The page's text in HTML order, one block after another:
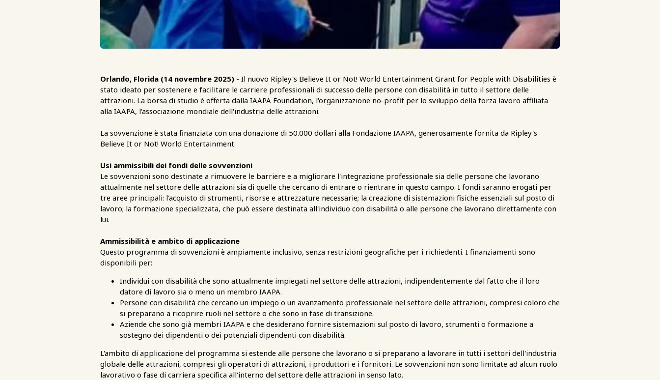
Orlando, Florida (14 novembre 2025) - Il nuovo Ripley's Believe It or Not! World Entertainment Grant for People with Disabilities è
stato ideato per sostenere e facilitare le carriere professionali di successo delle persone con disabilità in tutto il settore delle
attrazioni. La borsa di studio è offerta dalla IAAPA Foundation, l'organizzazione no-profit per lo sviluppo della forza lavoro affiliata
alla IAAPA, l'associazione mondiale dell'industria delle attrazioni.
La sovvenzione è stata finanziata con una donazione di 50.000 dollari alla Fondazione IAAPA, generosamente fornita da Ripley's
Believe It or Not! World Entertainment.
Usi ammissibili dei fondi delle sovvenzioni
Le sovvenzioni sono destinate a rimuovere le barriere e a migliorare l'integrazione professionale sia delle persone che lavorano
attualmente nel settore delle attrazioni sia di quelle che cercano di entrare o rientrare in questo campo. I fondi saranno erogati per
tre aree principali: l'acquisto di strumenti, risorse e attrezzature necessarie; la creazione di sistemazioni fisiche essenziali sul posto di
lavoro; la formazione specializzata, che può essere destinata all'individuo con disabilità o alle persone che lavorano direttamente con
lui.
Ammissibilità e ambito di applicazione
Questo programma di sovvenzioni è ampiamente inclusivo, senza restrizioni geografiche per i richiedenti. I finanziamenti sono
disponibili per:
Individui con disabilità che sono attualmente impiegati nel settore delle attrazioni, indipendentemente dal fatto che il loro
datore di lavoro sia o meno un membro IAAPA.
Persone con disabilità che cercano un impiego o un avanzamento professionale nel settore delle attrazioni, compresi coloro che
si preparano a ricoprire ruoli nel settore o che sono in fase di transizione.
Aziende che sono già membri IAAPA e che desiderano fornire sistemazioni sul posto di lavoro, strumenti o formazione a
sostegno dei dipendenti o dei potenziali dipendenti con disabilità.
L'ambito di applicazione del programma si estende alle persone che lavorano o si preparano a lavorare in tutti i settori dell'industria
globale delle attrazioni, compresi gli operatori di attrazioni, i produttori e i fornitori. Le sovvenzioni non sono limitate ad alcun ruolo
lavorativo o fase di carriera specifica all'interno del settore delle attrazioni in senso lato.